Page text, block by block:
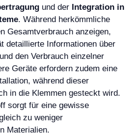
und der Integration in
. Während herkömmliche
Gesamtverbrauch anzeigen,
detaillierte Informationen über
den Verbrauch einzelner
Geräte erfordern zudem eine
während dieser
in die Klemmen gesteckt wird.
sorgt für eine gewisse
zu weniger
Materialien.